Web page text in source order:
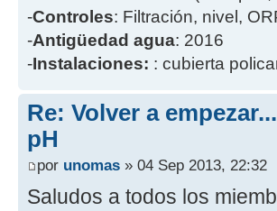
-Controles: Filtración, nivel,
-Antigüedad agua: 2016
-Instalaciones: : cubierta
Re: Volver a
pH
por unomas » 04 Sep 2013, 22:32
Saludos a todos los